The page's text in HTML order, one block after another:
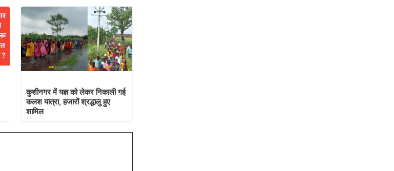
कुशीनगर में यज्ञ को लेकर निकाली गई
कलश यात्रा, हजारों श्रद्धालु हुए
शामिल